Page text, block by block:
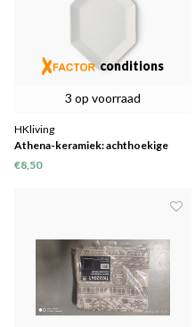
3 op voorraad
conditions
HKliving
Athena-keramiek: achthoekige
zijplaat wit mat
€8,50